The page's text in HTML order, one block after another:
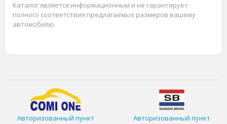
Каталог является информационным и не гарантирует
полного соответствия предлагаемых размеров вашему
автомобилю.
Авторизованный пункт
Авторизованный пункт